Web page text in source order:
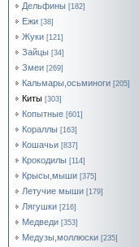
Дельфины [182]
Ежи [38]
Жуки [121]
Зайцы [34]
Змеи [269]
Кальмары,осьминоги [205]
Киты [303]
Копытные [601]
Кораллы [163]
Кошачьи [837]
Крокодилы [114]
Крысы,мыши [375]
Летучие мыши [179]
Лягушки [216]
Медведи [353]
Медузы,моллюски [235]